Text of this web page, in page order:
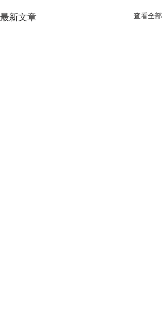
最新文章 查看全部